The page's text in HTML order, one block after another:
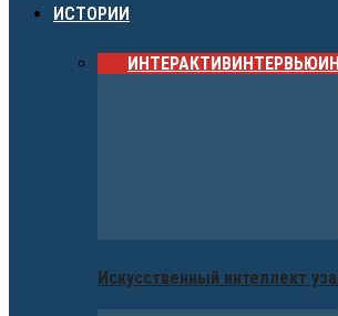
ИСТОРИИ
ИНТЕРАКТИВИНТЕРВЬЮ
Искусственный интеллект